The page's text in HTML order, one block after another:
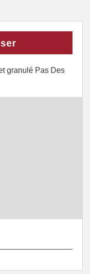
granulé Pas Des